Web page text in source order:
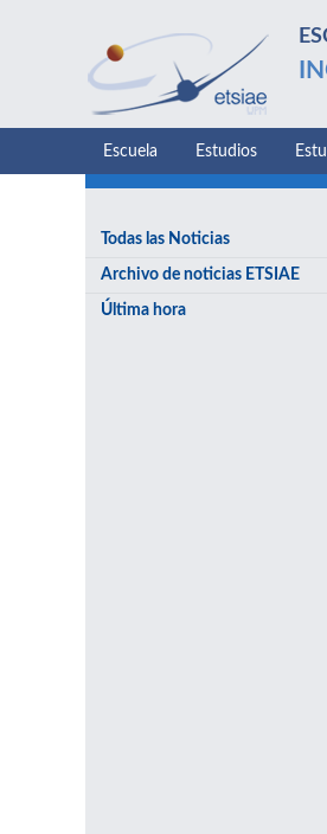
Escuela Estudios
Todas las Noticias
Archivo de noticias ETSIAE
Última hora